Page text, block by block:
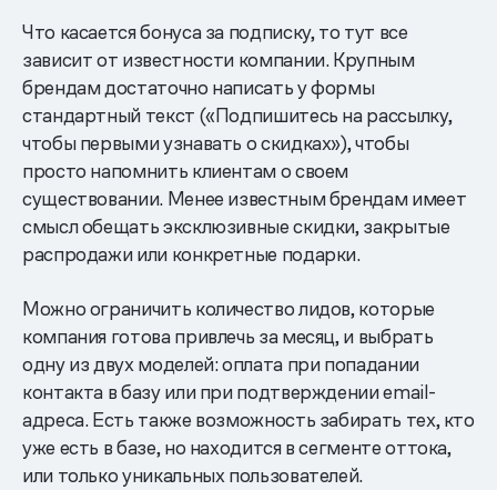
Что касается бонуса за подписку, то тут все
зависит от известности компании. Крупным
брендам достаточно написать у формы
стандартный текст («Подпишитесь на рассылку,
чтобы первыми узнавать о скидках»), чтобы
просто напомнить клиентам о своем
существовании. Менее известным брендам имеет
смысл обещать эксклюзивные скидки, закрытые
распродажи или конкретные подарки.
Можно ограничить количество лидов, которые
компания готова привлечь за месяц, и выбрать
одну из двух моделей: оплата при попадании
контакта в базу или при подтверждении email-
адреса. Есть также возможность забирать тех, кто
уже есть в базе, но находится в сегменте оттока,
или только уникальных пользователей.